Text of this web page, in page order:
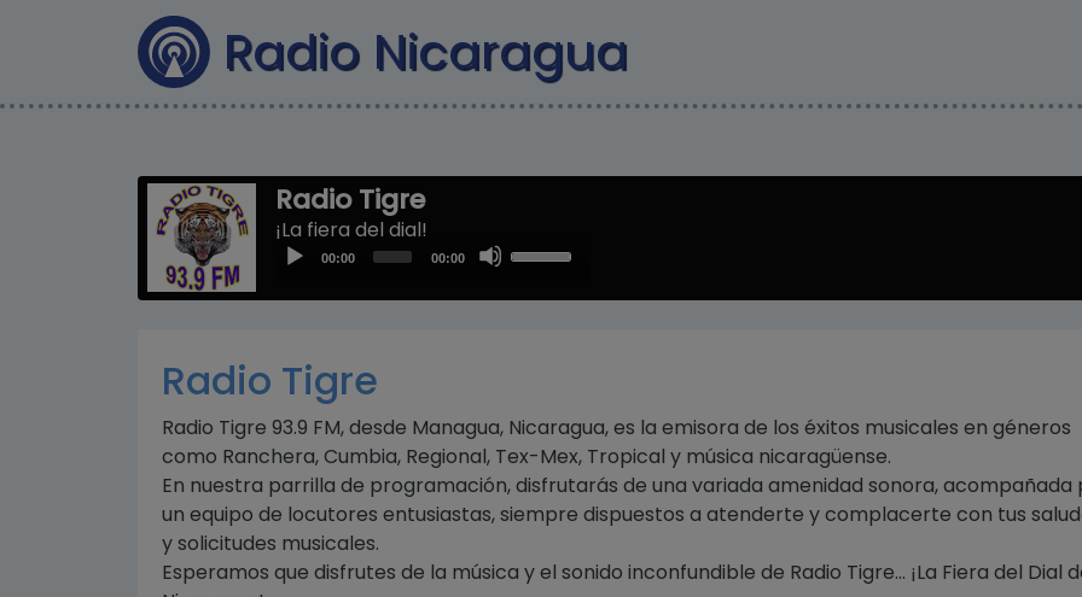
Radio Nicaragua
Radio Tigre
¡La fiera del dial!
Audio00:00 00:00
Arrow
or
decrease
volume.
Radio Tigre
Radio Tigre 93.9 FM, desde Managua, Nicaragua, es la emisora de los éxitos musicales en géneros
como Ranchera, Cumbia, Regional, Tex-Mex, Tropical y música nicaragüense.
En nuestra parrilla de programación, disfrutarás de una variada amenidad sonora, acompañada
un equipo de locutores entusiastas, siempre dispuestos a atenderte y complacerte con tus
y solicitudes musicales.
Esperamos que disfrutes de la música y el sonido inconfundible de Radio Tigre... ¡La Fiera del Dial